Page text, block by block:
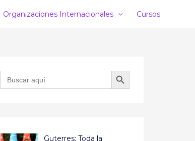
Organizaciones Internacionales Cursos
Buscar: BOTÓN DE BÚSQUEDA
Guterres: Toda la